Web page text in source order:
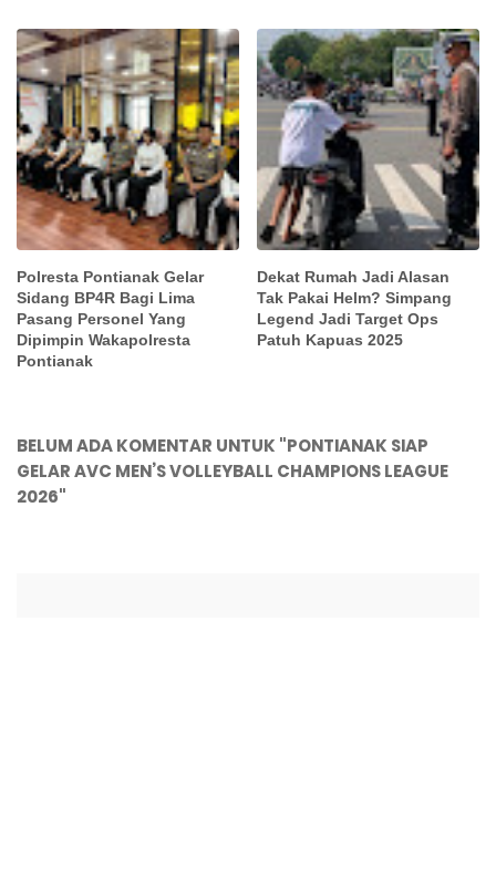
Polresta Pontianak Gelar
Sidang BP4R Bagi Lima
Pasang Personel Yang
Dipimpin Wakapolresta
Pontianak
Dekat Rumah Jadi Alasan
Tak Pakai Helm? Simpang
Legend Jadi Target Ops
Patuh Kapuas 2025
BELUM ADA KOMENTAR UNTUK "PONTIANAK SIAP
GELAR AVC MEN’S VOLLEYBALL CHAMPIONS LEAGUE
2026"